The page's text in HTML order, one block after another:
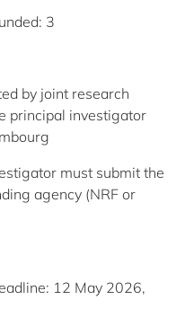
3
by joint research
principal investigator
must submit the
agency (NRF or
12 May 2026,